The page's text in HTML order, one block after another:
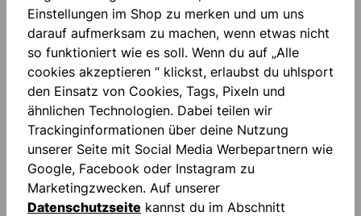
Menge
IN DEN WARENKORB
Zum Merkzettel hinzufügen
Einstellungen im Shop zu merken und um uns
darauf aufmerksam zu machen, wenn etwas nicht
so funktioniert wie es soll. Wenn du auf „Alle
cookies akzeptieren “ klickst, erlaubst du uhlsport
den Einsatz von Cookies, Tags, Pixeln und
ähnlichen Technologien. Dabei teilen wir
Trackinginformationen über deine Nutzung
unserer Seite mit Social Media Werbepartnern wie
Google, Facebook oder Instagram zu
Marketingzwecken. Auf unserer
Datenschutzseite kannst du im Abschnitt